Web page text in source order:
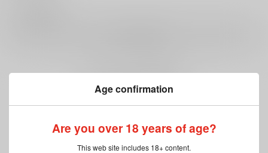
Age confirmation
Are you over 18 years of age?
This web site includes 18+ content.